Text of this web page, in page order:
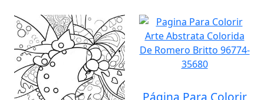
Página Para Colorir